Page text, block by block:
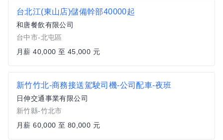
台北江(東山店)儲備幹部40000起
和唐餐飲有限公司
台中市-北屯區
月薪 40,000 至 45,000 元
新竹竹北-商務接送駕駛司機-公司配車-夜班
日伸交通事業有限公司
新竹縣-竹北市
月薪 60,000 至 80,000 元